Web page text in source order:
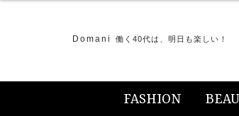
Domani 働く40代は、明日も楽しい！
FASHION